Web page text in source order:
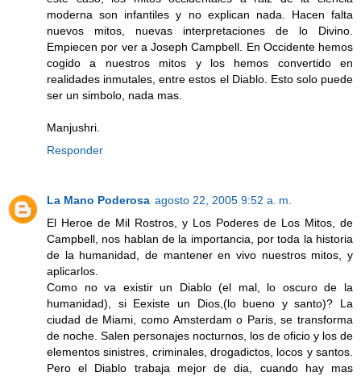
moderna son infantiles y no explican nada. Hacen falta
nuevos mitos, nuevas interpretaciones de lo Divino.
Empiecen por ver a Joseph Campbell. En Occidente hemos
cogido a nuestros mitos y los hemos convertido en
realidades inmutales, entre estos el Diablo. Esto solo puede
ser un simbolo, nada mas.
Manjushri.
Responder
La Mano Poderosa agosto 22, 2005 9:52 a. m.
El Heroe de Mil Rostros, y Los Poderes de Los Mitos, de
Campbell, nos hablan de la importancia, por toda la historia
de la humanidad, de mantener en vivo nuestros mitos, y
aplicarlos.
Como no va existir un Diablo (el mal, lo oscuro de la
humanidad), si Eexiste un Dios,(lo bueno y santo)? La
ciudad de Miami, como Amsterdam o Paris, se transforma
de noche. Salen personajes nocturnos, los de oficio y los de
elementos sinistres, criminales, drogadictos, locos y santos.
Pero el Diablo trabaja mejor de dia, cuando hay mas